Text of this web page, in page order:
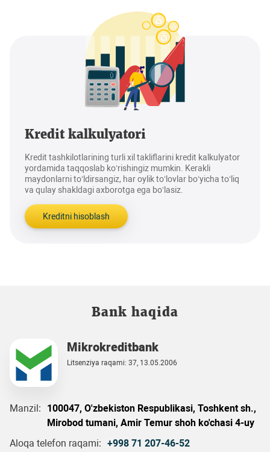
Kredit kalkulyatori
Kredit tashkilotlarining turli xil takliflarini kredit kalkulyator
yordamida taqqoslab ko‘rishingiz mumkin. Kerakli
maydonlarni to‘ldirsangiz, har oylik to‘lovlar bo‘yicha to‘liq
va qulay shakldagi axborotga ega bo‘lasiz.
Kreditni hisoblash
Bank haqida
Mikrokreditbank
Litsenziya raqami: 37, 13.05.2006
Manzil:
100047, O'zbekiston Respublikasi, Toshkent sh.,
Mirobod tumani, Amir Temur shoh ko'chasi 4-uy
Aloqa telefon raqami: +998 71 207-46-52